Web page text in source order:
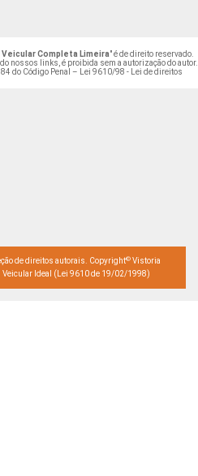
Completa Limeira" é de direito reservado.
nossos links, é proibida sem a autorização do autor.
do Código Penal –
Lei 9610/98 - Lei de direitos
de direitos autorais. Copyright© Vistoria
Veicular Ideal (Lei 9610 de 19/02/1998)